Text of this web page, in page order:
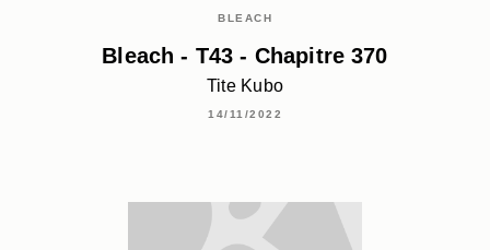
BLEACH
Bleach - T43 - Chapitre 370
Tite Kubo
14/11/2022